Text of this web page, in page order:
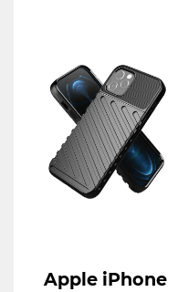
Apple iPhone